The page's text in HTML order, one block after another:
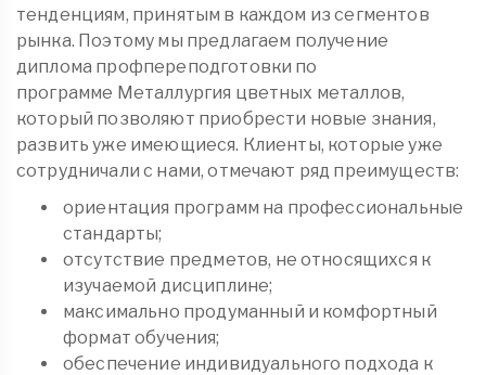
тенденциям, принятым в каждом из сегментов
рынка. Поэтому мы предлагаем получение
диплома профпереподготовки по
программе Металлургия цветных металлов,
который позволяют приобрести новые знания,
развить уже имеющиеся. Клиенты, которые уже
сотрудничали с нами, отмечают ряд преимуществ:
ориентация программ на профессиональные
стандарты;
отсутствие предметов, не относящихся к
изучаемой дисциплине;
максимально продуманный и комфортный
формат обучения;
обеспечение индивидуального подхода к